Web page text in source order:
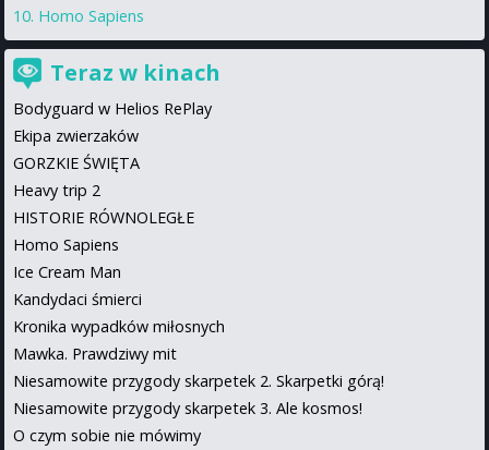
Homo Sapiens
Teraz w kinach
Bodyguard w Helios RePlay
Ekipa zwierzaków
GORZKIE ŚWIĘTA
Heavy trip 2
HISTORIE RÓWNOLEGŁE
Homo Sapiens
Ice Cream Man
Kandydaci śmierci
Kronika wypadków miłosnych
Mawka. Prawdziwy mit
Niesamowite przygody skarpetek 2. Skarpetki górą!
Niesamowite przygody skarpetek 3. Ale kosmos!
O czym sobie nie mówimy